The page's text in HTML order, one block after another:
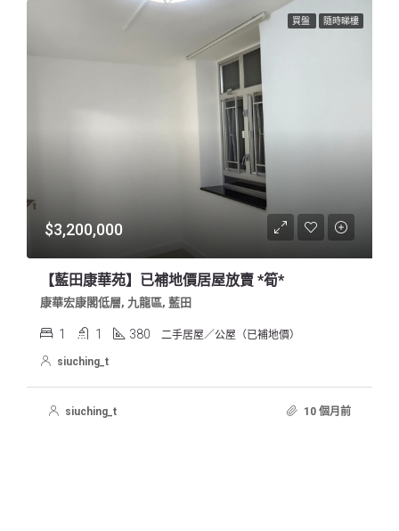
買盤 隨時睇樓
$3,200,000
【藍田康華苑】已補地價居屋放賣 *筍*
康華宏康閣低層, 九龍區, 藍田
1 1 380 二手居屋／公屋（已補地價）
siuching_t
siuching_t 10 個月前